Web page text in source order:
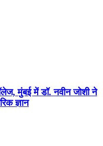
मुंबई में डॉ. नवीन जोशी ने
ज्ञान